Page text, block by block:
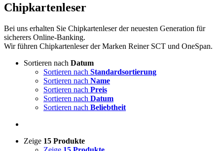
Chipkartenleser
Bei uns erhalten Sie Chipkartenleser der neuesten Generation für
sicherers Online-Banking.
Wir führen Chipkartenleser der Marken Reiner SCT und OneSpan.
Sortieren nach Datum
Sortieren nach Standardsortierung
Sortieren nach Name
Sortieren nach Preis
Sortieren nach Datum
Sortieren nach Beliebtheit
Zeige 15 Produkte